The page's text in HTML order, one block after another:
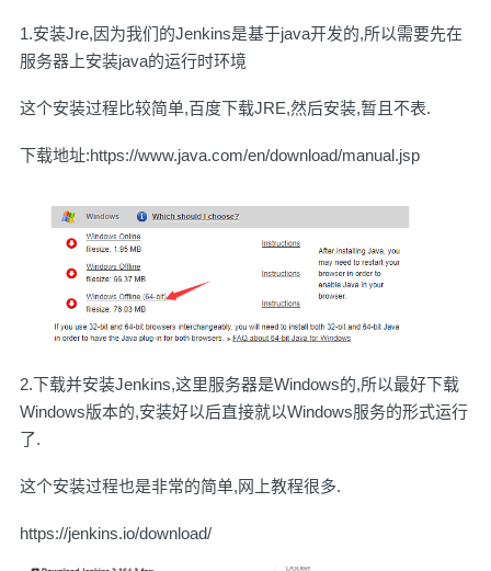
1.安装Jre,因为我们的Jenkins是基于java开发的,所以需要先在
服务器上安装java的运行时环境
这个安装过程比较简单,百度下载JRE,然后安装,暂且不表.
下载地址:https://www.java.com/en/download/manual.jsp
2.下载并安装Jenkins,这里服务器是Windows的,所以最好下载
Windows版本的,安装好以后直接就以Windows服务的形式运行
了.
这个安装过程也是非常的简单,网上教程很多.
https://jenkins.io/download/